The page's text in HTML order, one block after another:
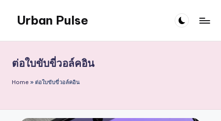
content
Urban Pulse
ต่อใบขับขี่วอล์คอิน
Home » ต่อใบขับขี่วอล์คอิน